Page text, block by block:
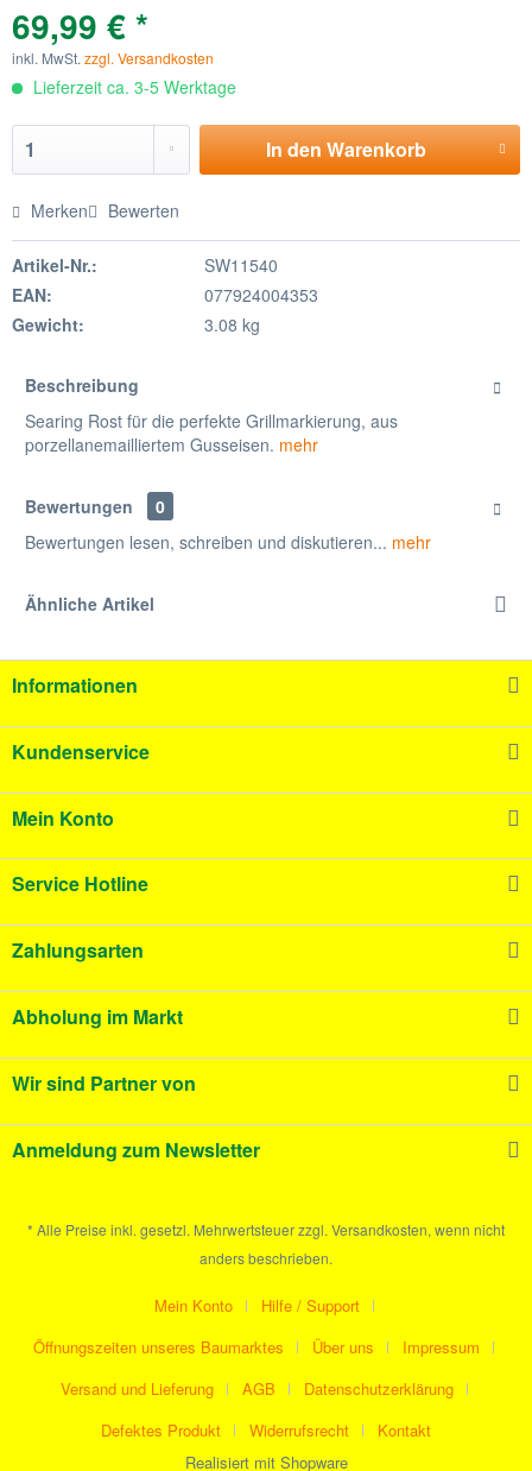
69,99 € *
inkl. MwSt. zzgl. Versandkosten
Lieferzeit ca. 3-5 Werktage
In denWarenkorb
Merken Bewerten
Artikel-Nr.:
SW11540
EAN:
077924004353
Gewicht:
3.08 kg
Beschreibung
Searing Rost für die perfekte Grillmarkierung, aus
porzellanemailliertem Gusseisen. mehr
Bewertungen
0
Bewertungen lesen, schreiben und diskutieren... mehr
Ähnliche Artikel
Informationen
Kundenservice
Mein Konto
Service Hotline
Zahlungsarten
Abholung im Markt
Wir sind Partner von
Anmeldung zum Newsletter
* Alle Preise inkl. gesetzl. Mehrwertsteuer zzgl. Versandkosten, wenn nicht
anders beschrieben.
Mein Konto
Hilfe / Support
Öffnungszeiten unseres Baumarktes
Über uns
Impressum
Versand und Lieferung
AGB
Datenschutzerklärung
Defektes Produkt
Widerrufsrecht
Kontakt
Realisiert mit Shopware